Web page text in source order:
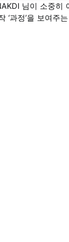
님이 소중히
‘과정’을 보여주